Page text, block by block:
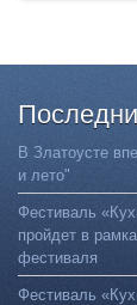
В Златоусте
и лето"
Фестиваль
пройдет в
фестиваля
Фестиваль